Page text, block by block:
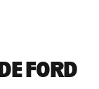
FORD